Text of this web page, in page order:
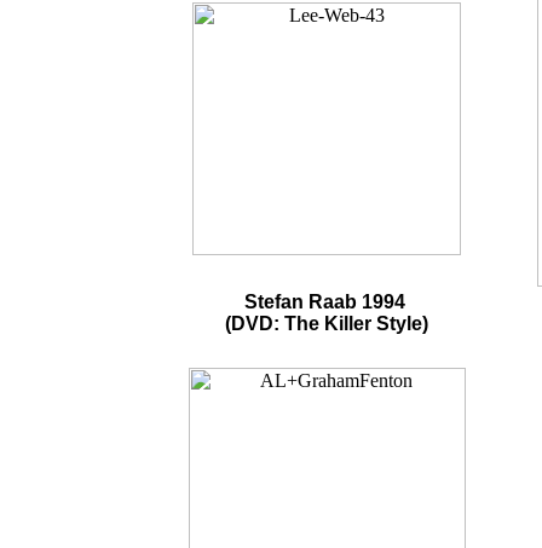
Stefan Raab 1994
(DVD: The Killer Style)